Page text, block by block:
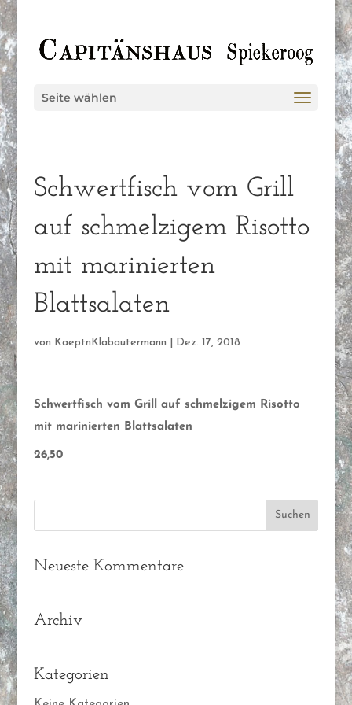
Seite wählen
Schwertfisch vom Grill
auf schmelzigem Risotto
mit marinierten
Blattsalaten
von KaeptnKlabautermann Dez. 17, 2018
Schwertfisch vom Grill auf schmelzigem Risotto
mit marinierten Blattsalaten
26,50
Neueste Kommentare
Archiv
Kategorien